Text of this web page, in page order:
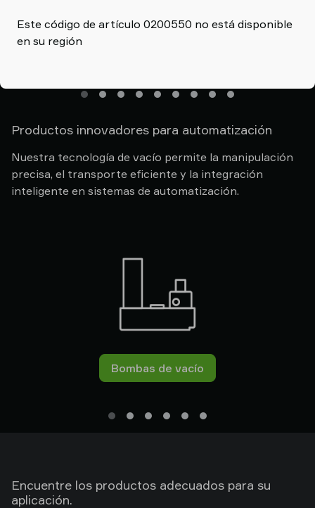
Automoción
Productos innovadores para automatización
Nuestra tecnología de vacío permite la manipulación
precisa, el transporte eficiente y la integración
inteligente en sistemas de automatización.
Bombas de vacío
Encuentre los productos adecuados para su
aplicación.
Este código de artículo 0200550 no está disponible
en su región